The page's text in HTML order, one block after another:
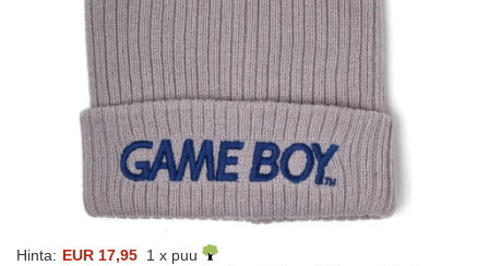
Hinta: EUR 17,95 1 x puu